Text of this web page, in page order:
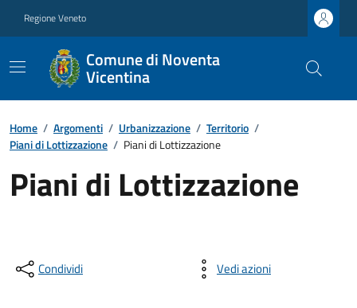
Regione Veneto
Comune di Noventa
Vicentina
Home / Argomenti / Urbanizzazione / Territorio /
Piani di Lottizzazione / Piani di Lottizzazione
Piani di Lottizzazione
Condividi Vedi azioni